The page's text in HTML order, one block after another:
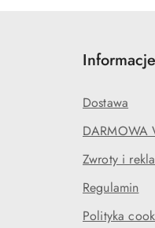
Informacje
Dostawa
DARMOWA
Zwroty i
Regulamin
Polityka